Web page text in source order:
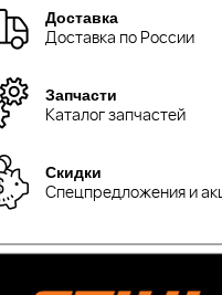
Доставка
Доставка по России
Запчасти
Каталог запчастей
Скидки
Спецпредложения и